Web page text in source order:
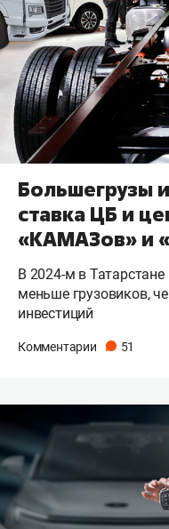
Большегрузы
ставка ЦБ и
«КАМАЗов» и
В 2024-м в Татарстане
меньше грузовиков,
инвестиций
Комментарии 51